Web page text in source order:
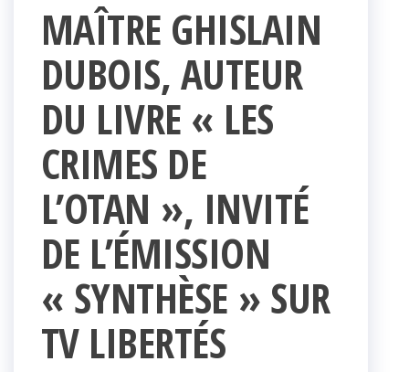
MAÎTRE GHISLAIN
DUBOIS, AUTEUR
DU LIVRE « LES
CRIMES DE
L’OTAN », INVITÉ
DE L’ÉMISSION
« SYNTHÈSE » SUR
TV LIBERTÉS